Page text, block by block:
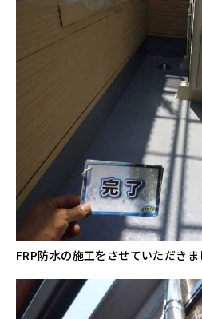
FRP防水の施工をさせていただきま